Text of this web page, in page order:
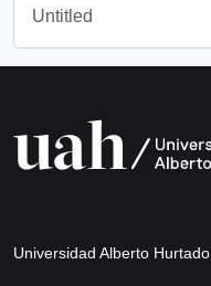
Untitled
Universidad Alberto Hurtado